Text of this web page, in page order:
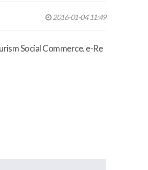
2016-01-04 11:49
Social Commerce. e-Re